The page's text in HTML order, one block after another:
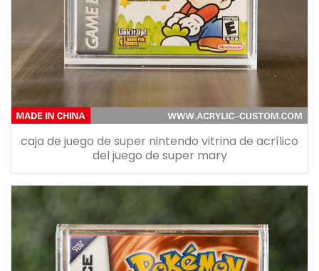
caja de juego de super nintendo vitrina de acrílico
del juego de super mary